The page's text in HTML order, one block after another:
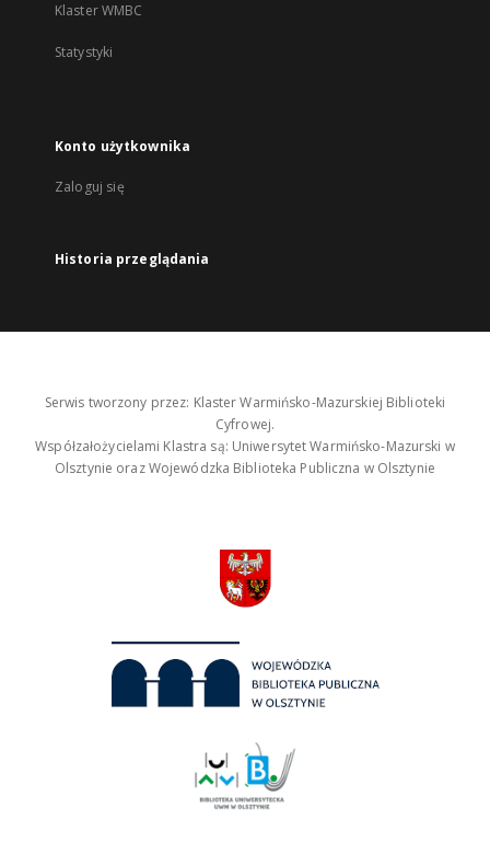
Klaster WMBC
Statystyki
Konto użytkownika
Zaloguj się
Historia przeglądania
Serwis tworzony przez: Klaster Warmińsko-Mazurskiej Biblioteki
Cyfrowej.
Współzałożycielami Klastra są: Uniwersytet Warmińsko-Mazurski w
Olsztynie oraz Wojewódzka Biblioteka Publiczna w Olsztynie